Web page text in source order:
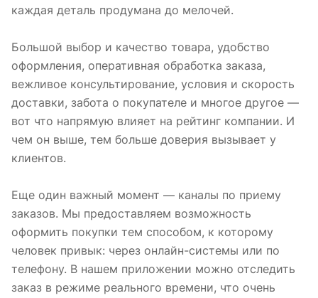
каждая деталь продумана до мелочей.
Большой выбор и качество товара, удобство
оформления, оперативная обработка заказа,
вежливое консультирование, условия и скорость
доставки, забота о покупателе и многое другое —
вот что напрямую влияет на рейтинг компании. И
чем он выше, тем больше доверия вызывает у
клиентов.
Еще один важный момент — каналы по приему
заказов. Мы предоставляем возможность
оформить покупки тем способом, к которому
человек привык: через онлайн-системы или по
телефону. В нашем приложении можно отследить
заказ в режиме реального времени, что очень